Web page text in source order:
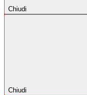
Chiudi
Chiudi